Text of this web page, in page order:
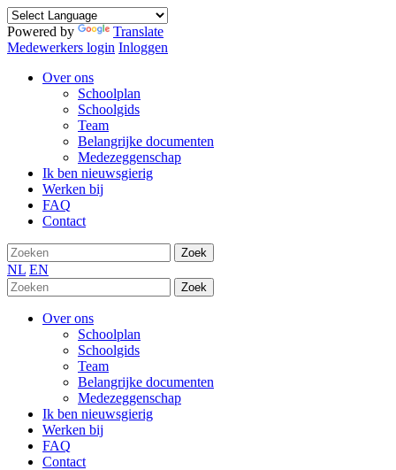
Powered by
Translate
Medewerkers login Inloggen
Over ons
Schoolplan
Schoolgids
Team
Belangrijke documenten
Medezeggenschap
Ik ben nieuwsgierig
Werken bij
FAQ
Contact
Zoek
NL EN
Zoek
Over ons
Schoolplan
Schoolgids
Team
Belangrijke documenten
Medezeggenschap
Ik ben nieuwsgierig
Werken bij
FAQ
Contact